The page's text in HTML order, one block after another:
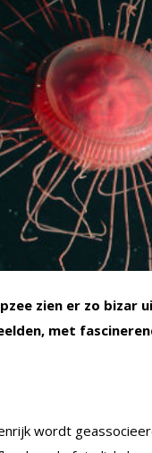
zien er zo bizar
met
wordt